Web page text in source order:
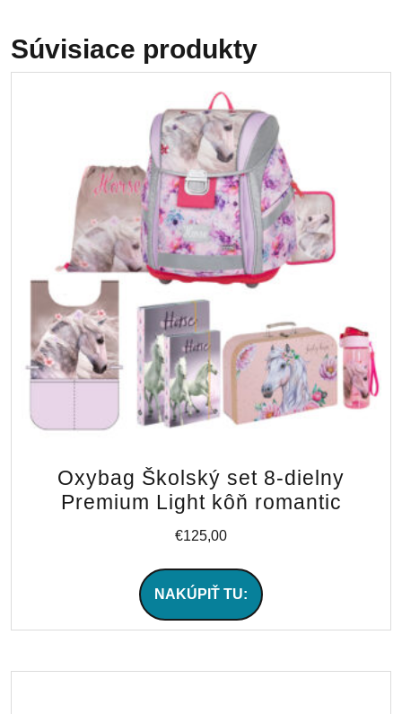
Súvisiace produkty
Oxybag Školský set 8-dielny
Premium Light kôň romantic
€125,00
NAKÚPIŤ TU: